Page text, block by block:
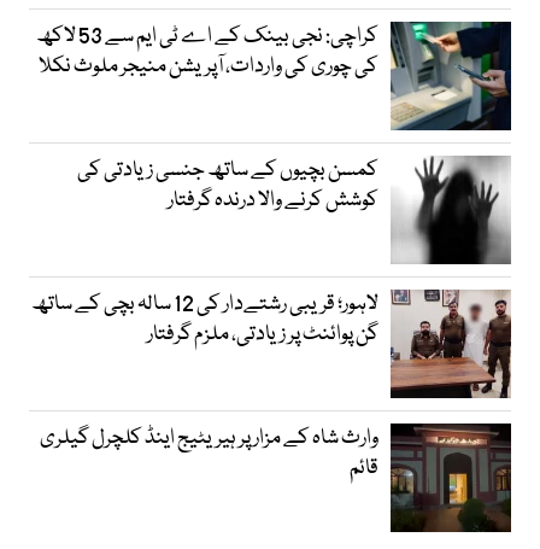
کراچی: نجی بینک کے اے ٹی ایم سے 53 لاکھ
کی چوری کی واردات، آپریشن منیجر ملوث نکلا
کمسن بچیوں کے ساتھ جنسی زیادتی کی
کوشش کرنے والا درندہ گرفتار
لاہور؛ قریبی رشتےدار کی 12 سالہ بچی کے ساتھ
گن پوائنٹ پر زیادتی، ملزم گرفتار
وارث شاہ کے مزار پر ہیریٹیج اینڈ کلچرل گیلری
قائم